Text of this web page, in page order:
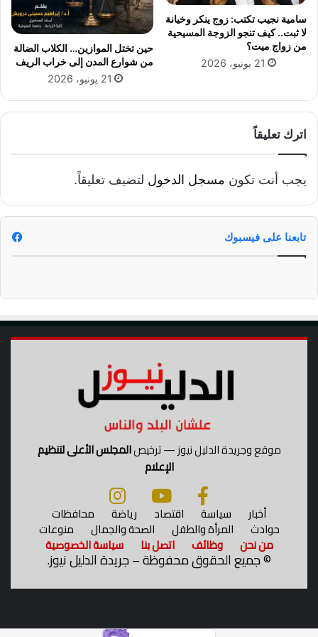
سامية نجيب تكتب: زوج ينكر وخيانة
لا ثبت.. كيف تنجو الزوجة المسيحية
من زواج ميت؟
21 يونيو، 2026
حين تختل الموازين… الكلاب الضالة
من شوارع المدن إلى خراب الريف
21 يونيو، 2026
اترك تعليقاً
يجب أنت تكون مسجل الدخول لتضيف تعليقاً.
تابعنا على فيسبوك
موقع وجريدة الدليل نيوز — ترخيصالمجلس الأعلى لتنظيم
الإعلام
أخبار سياسة اقتصاد رياضة محافظات
حوادث المرأة والطفل الصحة والجمال منوعات
من نحن وظائف اتصل بنا سياسة الخصوصية
©جميع الحقوق محفوظة – جريدة الدليل نيوز.